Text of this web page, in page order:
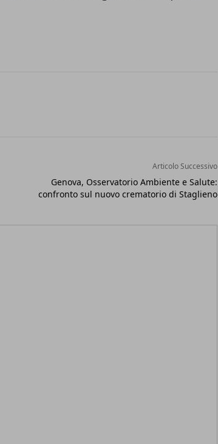
Articolo Successivo
Genova, Osservatorio Ambiente e Salute:
confronto sul nuovo crematorio di Staglieno